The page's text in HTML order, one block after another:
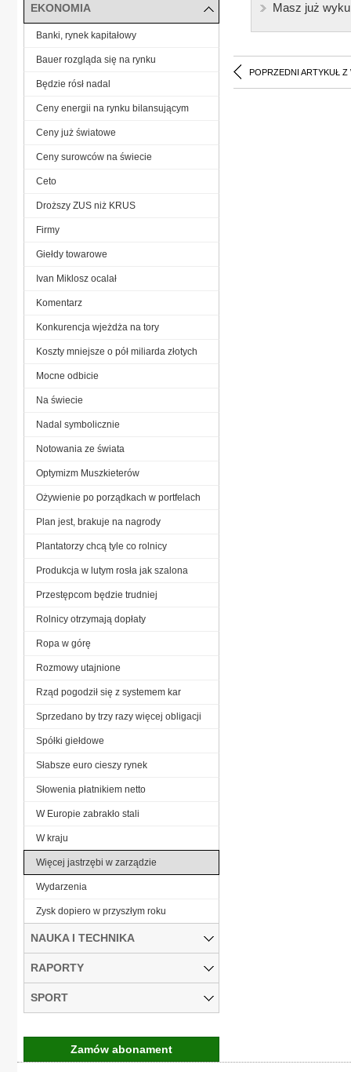
Masz już
POPRZEDNI ARTYKUŁ Z
EKONOMIA
Banki, rynek kapitałowy
Bauer rozgląda się na rynku
Będzie rósł nadal
Ceny energii na rynku bilansującym
Ceny już światowe
Ceny surowców na świecie
Ceto
Droższy ZUS niż KRUS
Firmy
Giełdy towarowe
Ivan Miklosz ocalał
Komentarz
Konkurencja wjeżdża na tory
Koszty mniejsze o pół miliarda złotych
Mocne odbicie
Na świecie
Nadal symbolicznie
Notowania ze świata
Optymizm Muszkieterów
Ożywienie po porządkach w portfelach
Plan jest, brakuje na nagrody
Plantatorzy chcą tyle co rolnicy
Produkcja w lutym rosła jak szalona
Przestępcom będzie trudniej
Rolnicy otrzymają dopłaty
Ropa w górę
Rozmowy utajnione
Rząd pogodził się z systemem kar
Sprzedano by trzy razy więcej obligacji
Spółki giełdowe
Słabsze euro cieszy rynek
Słowenia płatnikiem netto
W Europie zabrakło stali
W kraju
Więcej jastrzębi w zarządzie
Wydarzenia
Zysk dopiero w przyszłym roku
NAUKA I TECHNIKA
RAPORTY
SPORT
Zamów abonament